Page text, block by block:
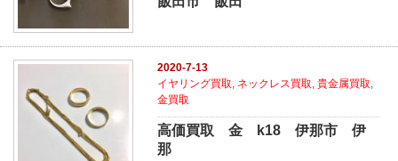
2020-7-13
イヤリング買取 ネックレス買取 ,貴金属買取
金買取
高価買取 金 k18 伊那市 伊
那